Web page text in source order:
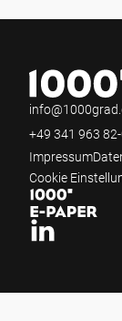
+49 341 963
Impressum
Cookie